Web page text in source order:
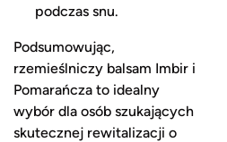
podczas snu.
Podsumowując,
rzemieślniczy balsam Imbir i
Pomarańcza to idealny
wybór dla osób szukających
skutecznej rewitalizacji o